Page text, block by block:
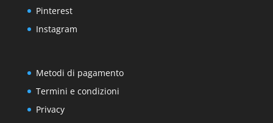
Pinterest
Instagram
Metodi di pagamento
Termini e condizioni
Privacy